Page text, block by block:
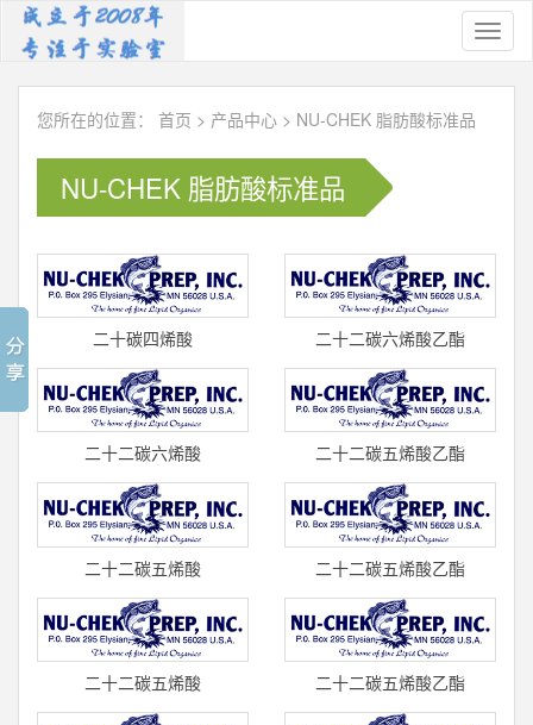
您所在的位置： 首页 > 产品中心 > NU-CHEK 脂肪酸标准品
NU-CHEK 脂肪酸标准品
二十碳四烯酸
(顺-5,8,11,14)/花生四烯酸
(C20:4) 标准品 U
二十二碳六烯酸乙酯
(顺-4,7,10,13,16,19)/DHA乙
酯(C22:6
二十二碳六烯酸
(顺-4,7,10,13,16,19)/DHA(C22:6)
标准
二十二碳五烯酸乙酯
(顺-4,7,10,13,16)(C22:5) 标
准品 U-1
二十二碳五烯酸
(顺-4,7,10,13,16)/DPA N-6
(C22:5)
二十二碳五烯酸乙酯
(顺-4,7,10,13,16)(C22:5) 标
准品 U-1
二十二碳五烯酸
(顺-4,7,10,13,16)/DPA N-6
二十二碳五烯酸乙酯
(顺-7,10,13,16,19)/DPA乙酯